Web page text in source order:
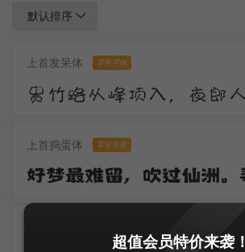
默认排序
上首发呆体 零售字体
上首捣蛋体 零售字体
超值会员特价来袭！